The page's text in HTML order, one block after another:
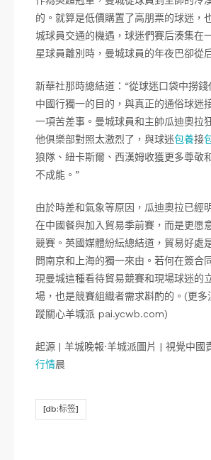
的。就算是低價購置了高朋票的球迷，
城球員交通的機遇，球迷們賽后湊集在
星球員離別時，曼城球員的年夜巴卻從
新華社那時總結道：“從球迷口袋中撈
中國行獨一的目的，與真正的通俗球迷
一項苦差事。曼城球員和主帥瓜迪奧拉
他俱樂部對照太激烈了，與球迷包養接
狼隊、紐卡斯爾、西漢姆收獲更多尊敬
不成能。”
由於時差和氣象等原因，瓜迪奧拉已經
在中國餐與加入貿易季前賽，而是更愿
競賽。英國媒體紛紜總結道，貿易好處
問南京和上海的獨一來由。若何在簽合
現曼城這種看待貿易競賽和現場球迷的
場，也是競賽組織者需求斟酌的。(更多
蹤關心羊城派 pai.ycwb.com)
起源 | 羊城晚報·羊城派圖片 | 視覺中國
行情晨
[db:标签]